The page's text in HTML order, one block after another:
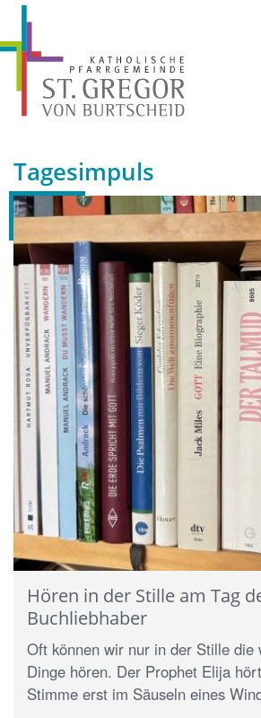
Tagesimpuls
Hören in der Stille am Tag
Buchliebhaber
Oft können wir nur in der Stille die
Dinge hören. Der Prophet Elija
Stimme erst im Säuseln eines